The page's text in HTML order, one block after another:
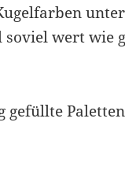
wert wie
gefüllte